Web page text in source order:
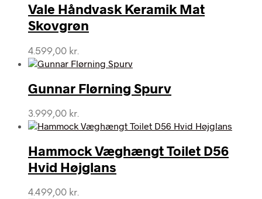
Vale Håndvask Keramik Mat
Skovgrøn
4.599,00 kr.
Gunnar Flørning Spurv
3.999,00 kr.
Hammock Væghængt Toilet D56
Hvid Højglans
4.499,00 kr.